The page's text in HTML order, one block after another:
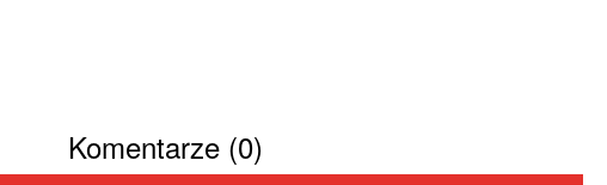
Komentarze (0)